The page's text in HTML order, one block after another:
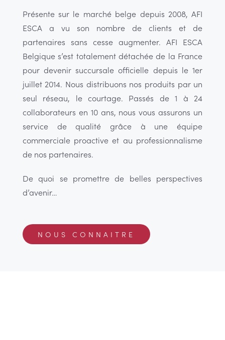
Présente sur le marché belge depuis 2008, AFI
ESCA a vu son nombre de clients et de
partenaires sans cesse augmenter. AFI ESCA
Belgique s’est totalement détachée de la France
pour devenir succursale officielle depuis le 1er
juillet 2014. Nous distribuons nos produits par un
seul réseau, le courtage. Passés de 1 à 24
collaborateurs en 10 ans, nous vous assurons un
service de qualité grâce à une équipe
commerciale proactive et au professionnalisme
de nos partenaires.
De quoi se promettre de belles perspectives
d’avenir…
NOUS CONNAITRE